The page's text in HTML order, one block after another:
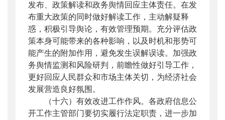
发布、政策解读和政务舆情回应主体责任。在发
布重大政策的同时做好解读工作，主动解疑释
惑，积极引导舆论，有效管理预期。充分评估政
策本身可能带来的各种影响，以及时机和形势可
能产生的附加作用，避免发生误解误读。加强政
务舆情监测和风险研判，前瞻性做好引导工作，
更好回应人民群众和市场主体关切，为经济社会
发展营造良好氛围。
（十六）有效改进工作作风。 各政府信息公
开工作主管部门要切实履行法定职责，进一步加